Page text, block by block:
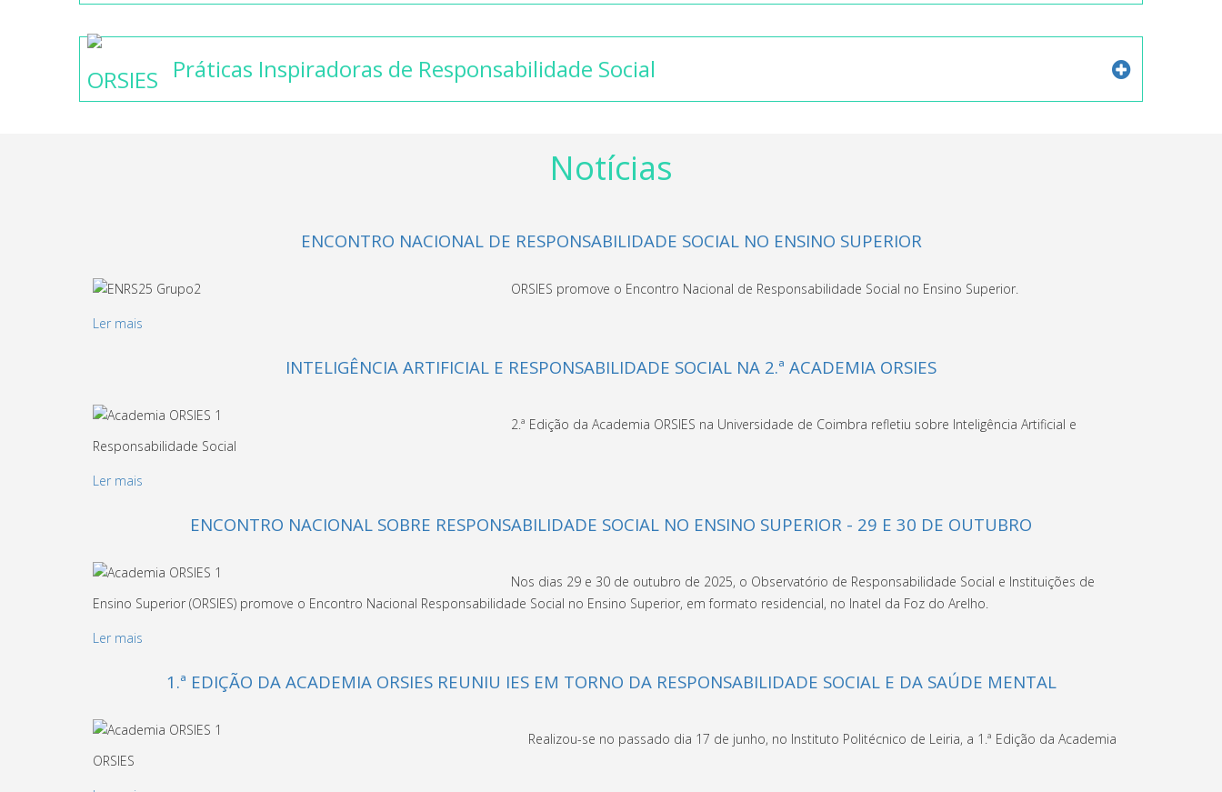
Práticas Inspiradoras de Responsabilidade Social
Notícias
ENCONTRO NACIONAL DE RESPONSABILIDADE SOCIAL NO ENSINO SUPERIOR
ORSIES promove o Encontro Nacional de Responsabilidade Social no Ensino Superior.
Ler mais
INTELIGÊNCIA ARTIFICIAL E RESPONSABILIDADE SOCIAL NA 2.ª ACADEMIA ORSIES
2.ª Edição da Academia ORSIES na Universidade de Coimbra refletiu sobre Inteligência Artificial e
Responsabilidade Social
Ler mais
ENCONTRO NACIONAL SOBRE RESPONSABILIDADE SOCIAL NO ENSINO SUPERIOR - 29 E 30 DE OUTUBRO
Nos dias 29 e 30 de outubro de 2025, o Observatório de Responsabilidade Social e Instituições de
Ensino Superior (ORSIES) promove o Encontro Nacional Responsabilidade Social no Ensino Superior, em formato residencial, no Inatel da Foz do Arelho.
Ler mais
1.ª EDIÇÃO DA ACADEMIA ORSIES REUNIU IES EM TORNO DA RESPONSABILIDADE SOCIAL E DA SAÚDE MENTAL
Realizou-se no passado dia 17 de junho, no Instituto Politécnico de Leiria, a 1.ª Edição da Academia
ORSIES